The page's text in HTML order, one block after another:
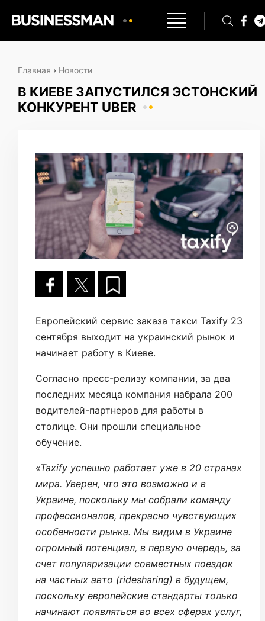
Главная › Новости
В КИЕВЕ ЗАПУСТИЛСЯ ЭСТОНСКИЙ
КОНКУРЕНТ UBER
Европейский сервис заказа такси Taxify 23
сентября выходит на украинский рынок и
начинает работу в Киеве.
Согласно пресс-релизу компании, за два
последних месяца компания набрала 200
водителей-партнеров для работы в
столице. Они прошли специальное
обучение.
«Taxify успешно работает уже в 20 странах
мира. Уверен, что это возможно и в
Украине, поскольку мы собрали команду
профессионалов, прекрасно чувствующих
особенности рынка. Мы видим в Украине
огромный потенциал, в первую очередь, за
счет популяризации совместных поездок
на частных авто (ridesharing) в будущем,
поскольку европейские стандарты только
начинают появляться во всех сферах услуг,